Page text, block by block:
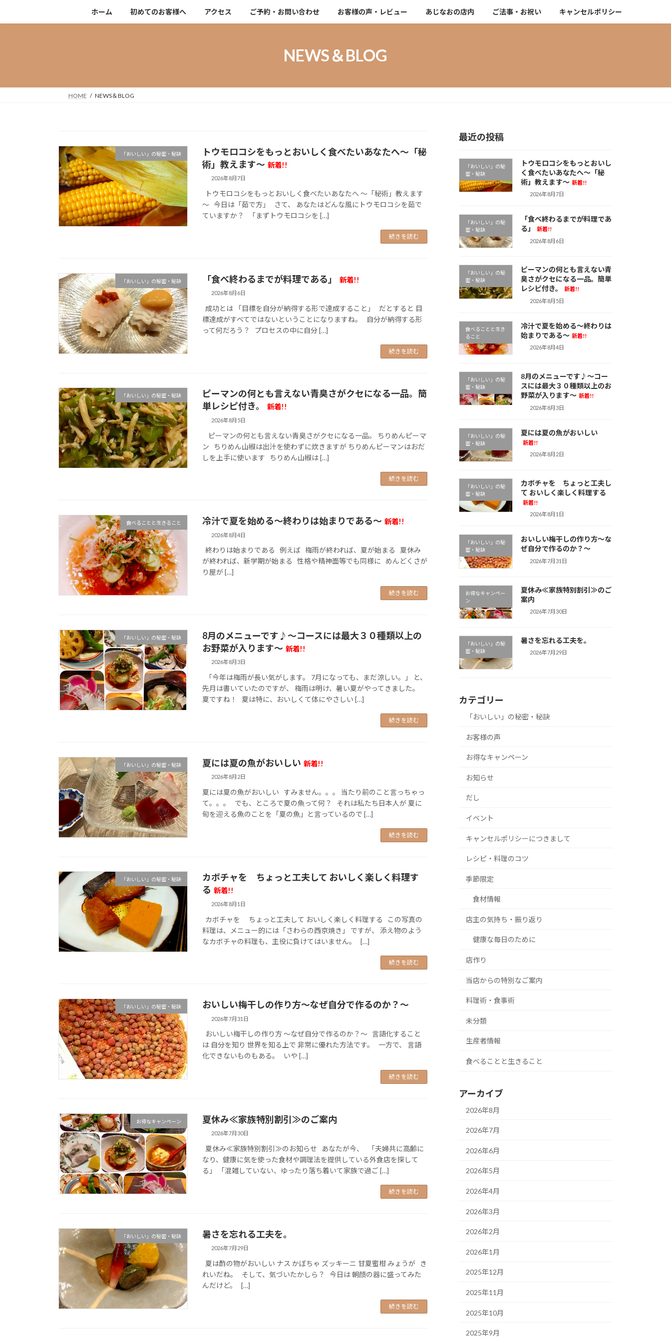
キ
に
ホーム 初めてのお客様へ アクセス ご予約・お問い合わせ お客様の声・レビュー あじなおの店内 ご法事・お祝い キャンセルポリシー
NEWS＆BLOG
HOME NEWS＆BLOG
「おいしい」の秘密・秘訣
トウモロコシをもっとおいしく食べたいあなたへ～「秘
術」教えます～ 新着!!
2026年8月7日
トウモロコシをもっとおいしく食べたいあなたへ ～「秘術」教えます
～ 今日は「茹で方」 さて、 あなたはどんな風にトウモロコシを茹で
ていますか？ 「まずトウモロコシを […]
続きを読む
「おいしい」の秘密・秘訣 「食べ終わるまでが料理である」 新着!!
2026年8月6日
成功とは 「目標を自分が納得する形で達成すること」 だとすると 目
標達成がすべてではないということになりますね。 自分が納得する形
って何だろう？ プロセスの中に自分 […]
続きを読む
「おいしい」の秘密・秘訣
ピーマンの何とも言えない青臭さがクセになる一品。簡
単レシピ付き。
新着!!
2026年8月5日
ピーマンの何とも言えない青臭さがクセになる一品。 ちりめんピーマ
ン ちりめん山椒は出汁を使わずに炊きますが ちりめんピーマンはおだ
しを上手に使います ちりめん山椒は […]
続きを読む
食べることと生きること 冷汁で夏を始める～終わりは始まりである～ 新着!!
2026年8月4日
終わりは始まりである 例えば 梅雨が終われば、夏が始まる 夏休み
が終われば、新学期が始まる 性格や精神面等でも同様に めんどくさが
り屋が […]
続きを読む
「おいしい」の秘密・秘訣
8月のメニューです♪～コースには最大３０種類以上の
お野菜が入ります～ 新着!!
2026年8月3日
「今年は梅雨が長い気がします。 7月になっても、まだ涼しい。」 と、
先月は書いていたのですが、 梅雨は明け、暑い夏がやってきました。
夏ですね！ 夏は特に、おいしくて体にやさしい […]
続きを読む
「おいしい」の秘密・秘訣 夏には夏の魚がおいしい 新着!!
2026年8月2日
夏には夏の魚がおいしい すみません。。。 当たり前のこと言っちゃっ
て。。。 でも、ところで夏の魚って何？ それは私たち日本人が 夏に
旬を迎える魚のことを「夏の魚」と言っているので […]
続きを読む
「おいしい」の秘密・秘訣
カボチャを ちょっと工夫して おいしく楽しく料理す
る 新着!!
2026年8月1日
カボチャを ちょっと工夫して おいしく楽しく料理する この写真の
料理は、メニュー的には「さわらの西京焼き」 ですが、 添え物のよう
なカボチャの料理も、主役に負けてはいません。 […]
続きを読む
「おいしい」の秘密・秘訣 おいしい梅干しの作り方～なぜ自分で作るのか？～
2026年7月31日
おいしい梅干しの作り方 ～なぜ自分で作るのか？～ 言語化すること
は 自分を知り 世界を知る上で 非常に優れた方法です。 一方で、 言語
化できないものもある。 いや […]
続きを読む
お得なキャンペーン 夏休み≪家族特別割引≫のご案内
2026年7月30日
夏休み≪家族特別割引≫のお知らせ あなたが今、 「夫婦共に高齢に
なり、健康に気を使った食材や調理法を提供している外食店を探して
る」 「混雑していない、ゆったり落ち着いて家族で過ご […]
続きを読む
「おいしい」の秘密・秘訣 暑さを忘れる工夫を。
2026年7月29日
夏は酢の物がおいしい ナス かぼちゃ ズッキーニ 甘夏蜜柑 みょうが き
れいだね。 そして、気づいたかしら？ 今日は 朝顔の器に盛ってみた
んだけど。 […]
続きを読む
最近の投稿
「おいしい」の秘
密・秘訣
トウモロコシをもっとおいし
く食べたいあなたへ～「秘
術」教えます～ 新着!!
2026年8月7日
「おいしい」の秘
密・秘訣
「食べ終わるまでが料理であ
る」
新着!!
2026年8月6日
「おいしい」の秘
密・秘訣
ピーマンの何とも言えない青
臭さがクセになる一品。簡単
レシピ付き。
新着!!
2026年8月5日
食べることと生き
ること
冷汁で夏を始める～終わりは
始まりである～ 新着!!
2026年8月4日
「おいしい」の秘
密・秘訣
8月のメニューです♪～コー
スには最大３０種類以上のお
野菜が入ります～ 新着!!
2026年8月3日
「おいしい」の秘
密・秘訣
夏には夏の魚がおいしい
新着!!
2026年8月2日
「おいしい」の秘
密・秘訣
カボチャを ちょっと工夫し
て おいしく楽しく料理する
新着!!
2026年8月1日
「おいしい」の秘
密・秘訣
おいしい梅干しの作り方～な
ぜ自分で作るのか？～
2026年7月31日
お得なキャンペー
ン
夏休み≪家族特別割引≫のご
案内
2026年7月30日
「おいしい」の秘
密・秘訣
暑さを忘れる工夫を。
2026年7月29日
カテゴリー
「おいしい」の秘密・秘訣
お客様の声
お得なキャンペーン
お知らせ
だし
イベント
キャンセルポリシーにつきまして
レシピ・料理のコツ
季節限定
食材情報
店主の気持ち・振り返り
健康な毎日のために
店作り
当店からの特別なご案内
料理術・食事術
未分類
生産者情報
食べることと生きること
アーカイブ
2026年8月
2026年7月
2026年6月
2026年5月
2026年4月
2026年3月
2026年2月
2026年1月
2025年12月
2025年11月
2025年10月
2025年9月